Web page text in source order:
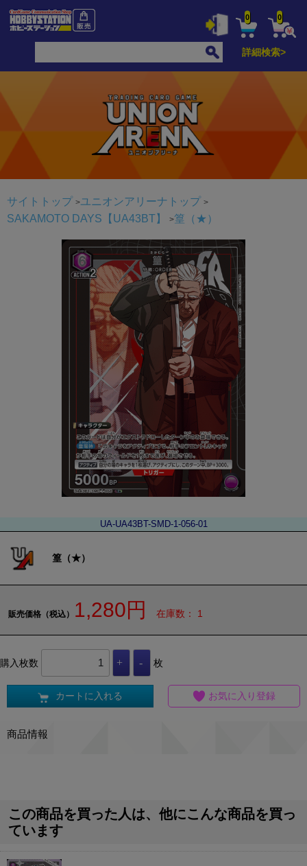
0 0
詳細検索>
サイトトップ
ユニオンアリーナトップ
SAKAMOTO DAYS【UA43BT】
篁（★）
UA-UA43BT-SMD-1-056-01
篁（★）
販売価格（税込） 1,280円 在庫数： 1
購入枚数 枚
カートに入れる お気に入り登録
商品情報
この商品を買った人は、他にこんな商品を買っ
ています